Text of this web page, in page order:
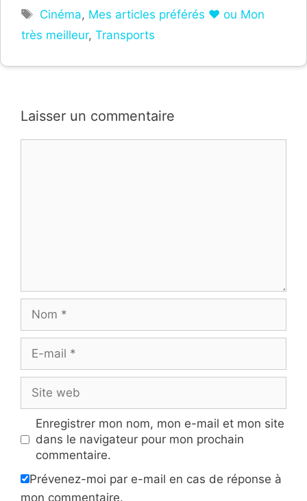
Étiquettes
Cinéma, Mes articles préférés ❤ ou Mon
très meilleur, Transports
Laisser un commentaire
mail
web
Enregistrer mon nom, mon e-mail et mon site
dans le navigateur pour mon prochain
commentaire.
Prévenez-moi par e-mail en cas de réponse à
mon commentaire.